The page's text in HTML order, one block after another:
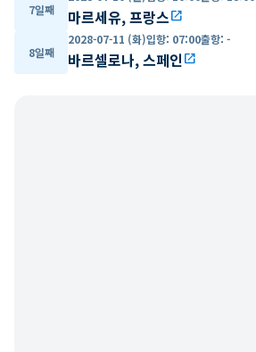
7일째 마르세유, 프랑스open_in_new
8일째
2028-07-11 (화)입항: 07:00출항: -
바르셀로나, 스페인open_in_new